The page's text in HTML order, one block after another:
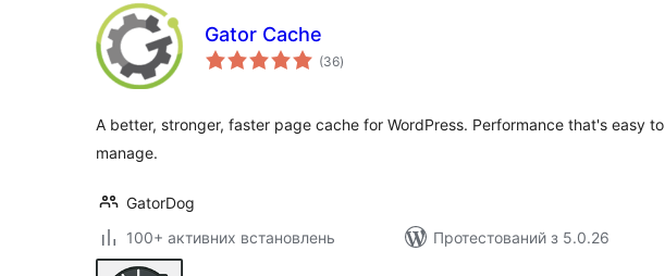
Gator Cache
(36загальний
рейтинг
)
A better, stronger, faster page cache for WordPress. Performance that's easy to
manage.
GatorDog
100+ активних встановлень
Протестований з 5.0.26